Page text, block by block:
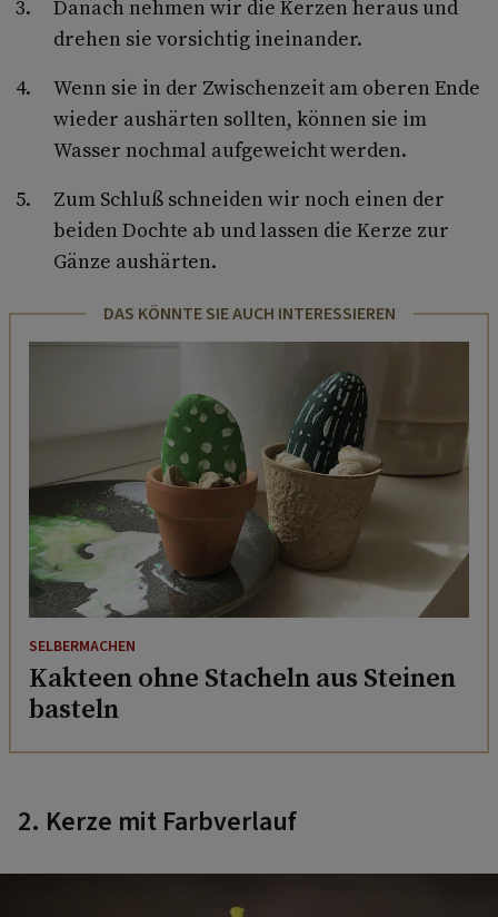
Danach nehmen wir die Kerzen heraus und
drehen sie vorsichtig ineinander.
Wenn sie in der Zwischenzeit am oberen Ende
wieder aushärten sollten, können sie im
Wasser nochmal aufgeweicht werden.
Zum Schluß schneiden wir noch einen der
beiden Dochte ab und lassen die Kerze zur
Gänze aushärten.
DAS KÖNNTE SIE AUCH INTERESSIEREN
SELBERMACHEN
Kakteen ohne Stacheln aus Steinen
basteln
2. Kerze mit Farbverlauf